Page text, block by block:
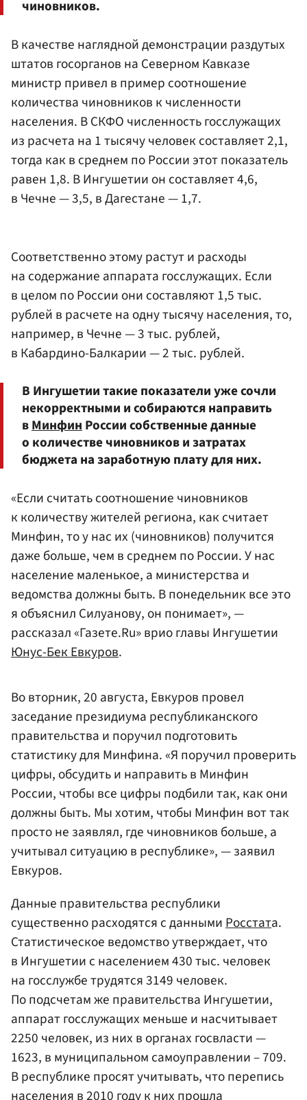
чиновников.
В качестве наглядной демонстрации раздутых
штатов госорганов на Северном Кавказе
министр привел в пример соотношение
количества чиновников к численности
населения. В СКФО численность госслужащих
из расчета на 1 тысячу человек составляет 2,1,
тогда как в среднем по России этот показатель
равен 1,8. В Ингушетии он составляет 4,6,
в Чечне — 3,5, в Дагестане — 1,7.
Соответственно этому растут и расходы
на содержание аппарата госслужащих. Если
в целом по России они составляют 1,5 тыс.
рублей в расчете на одну тысячу населения, то,
например, в Чечне — 3 тыс. рублей,
в Кабардино-Балкарии — 2 тыс. рублей.
В Ингушетии такие показатели уже сочли
некорректными и собираются направить
вМинфинРоссии собственные данные
о количестве чиновников и затратах
бюджета на заработную плату для них.
«Если считать соотношение чиновников
к количеству жителей региона, как считает
Минфин, то у нас их (чиновников) получится
даже больше, чем в среднем по России. У нас
население маленькое, а министерства и
ведомства должны быть. В понедельник все это
я объяснил Силуанову, он понимает», —
рассказал «Газете.Ru» врио главы Ингушетии
Юнус-Бек Евкуров.
Во вторник, 20 августа, Евкуров провел
заседание президиума республиканского
правительства и поручил подготовить
статистику для Минфина. «Я поручил проверить
цифры, обсудить и направить в Минфин
России, чтобы все цифры подбили так, как они
должны быть. Мы хотим, чтобы Минфин вот так
просто не заявлял, где чиновников больше, а
учитывал ситуацию в республике», — заявил
Евкуров.
Данные правительства республики
существенно расходятся с данными Росстата.
Статистическое ведомство утверждает, что
в Ингушетии с населением 430 тыс. человек
на госслужбе трудятся 3149 человек.
По подсчетам же правительства Ингушетии,
аппарат госслужащих меньше и насчитывает
2250 человек, из них в органах госвласти —
1623, в муниципальном самоуправлении – 709.
В республике просят учитывать, что перепись
населения в 2010 году к них прошла